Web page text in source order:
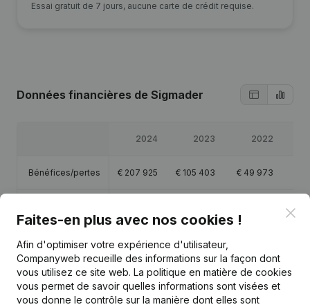
Essai gratuit de 7 jours, aucune carte de crédit requise.
Données financières de Sigmader
2024 2023 2022
Bénéfices/pertes € 207 925 € 105 403 € 49 973
€
Marge brute €-85 €-959
Faites-en plus avec nos cookies !
Afin d'optimiser votre expérience d'utilisateur,
Companyweb recueille des informations sur la façon dont
vous utilisez ce site web. La politique en matière de cookies
vous permet de savoir quelles informations sont visées et
vous donne le contrôle sur la manière dont elles sont